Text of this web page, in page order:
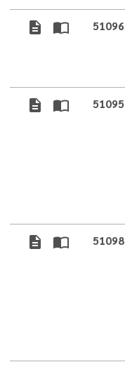
description import_contacts 51096
description import_contacts 51095
description import_contacts 51098